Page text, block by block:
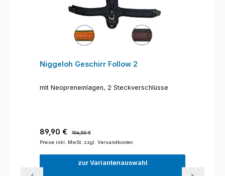
Niggeloh Geschirr Follow 2
mit Neopreneinlagen, 2 Steckverschlüsse
Verkaufspreis:
89,90 €
104,50 €
Preise inkl. MwSt. zzgl. Versandkosten
zur Variantenauswahl